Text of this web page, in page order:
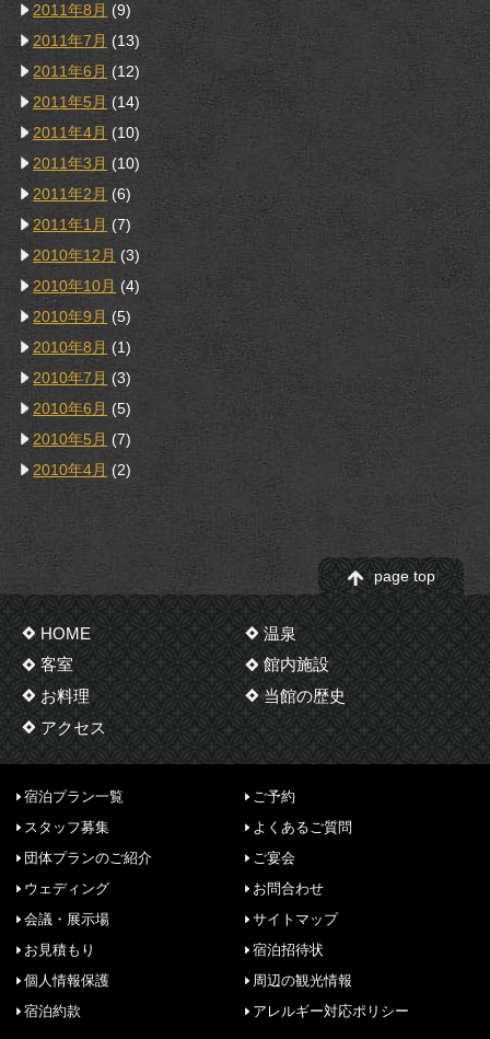
2011年8月 (9)
2011年7月 (13)
2011年6月 (12)
2011年5月 (14)
2011年4月 (10)
2011年3月 (10)
2011年2月 (6)
2011年1月 (7)
2010年12月 (3)
2010年10月 (4)
2010年9月 (5)
2010年8月 (1)
2010年7月 (3)
2010年6月 (5)
2010年5月 (7)
2010年4月 (2)
page top
HOME
温泉
客室
館内施設
お料理
当館の歴史
アクセス
宿泊プラン一覧
ご予約
スタッフ募集
よくあるご質問
団体プランのご紹介
ご宴会
ウェディング
お問合わせ
会議・展示場
サイトマップ
お見積もり
宿泊招待状
個人情報保護
周辺の観光情報
宿泊約款
アレルギー対応ポリシー